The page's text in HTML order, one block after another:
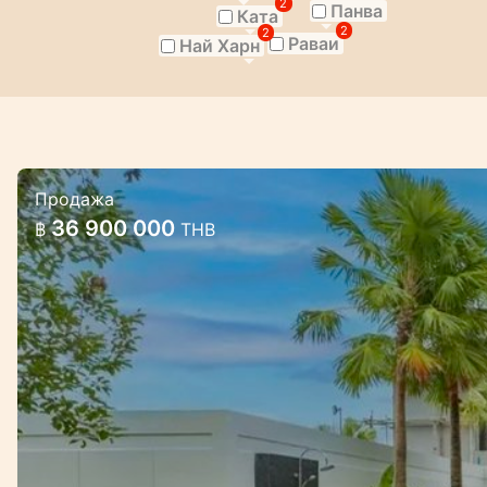
Панва
Ката
2
Раваи
2
Най Харн
2
Комплекс премиальных вилл у
Комплекс премиальных вилл у залива
Продажа
฿ 36 900 000 THB